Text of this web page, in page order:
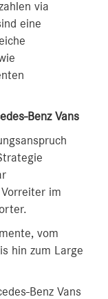
via
eine
Benz Vans
im
vom
hin zum Large
Vans